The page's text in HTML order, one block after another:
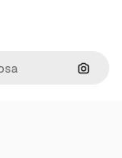
Cerca